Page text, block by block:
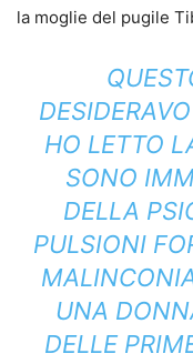
la moglie del pugile
HO LETTO
SONO
DELLA
PULSIONI
UNA
DELLE